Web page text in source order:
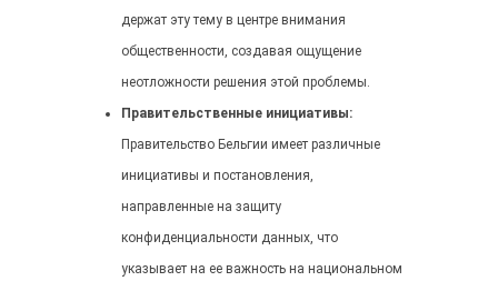
держат эту тему в центре внимания
общественности, создавая ощущение
неотложности решения этой проблемы.
Правительственные инициативы:
Правительство Бельгии имеет различные
инициативы и постановления,
направленные на защиту
конфиденциальности данных, что
указывает на ее важность на национальном